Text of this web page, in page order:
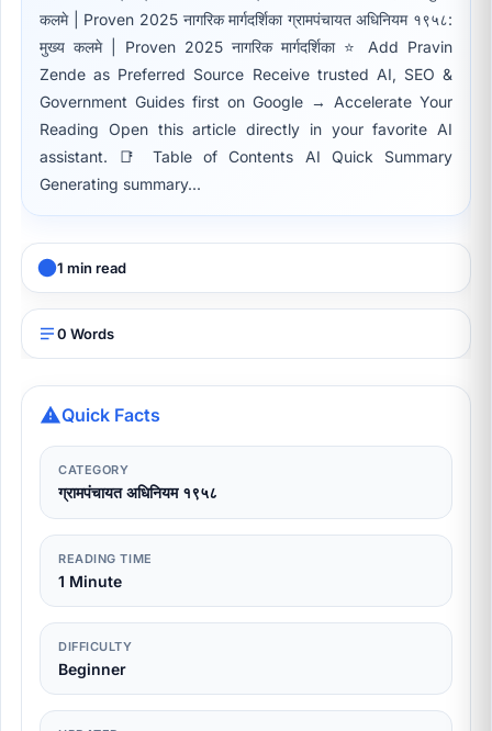
कलमे | Proven 2025 नागरिक मार्गदर्शिका ग्रामपंचायत अधिनियम १९५८:
मुख्य कलमे | Proven 2025 नागरिक मार्गदर्शिका ⭐ Add Pravin
Zende as Preferred Source Receive trusted AI, SEO &
Government Guides first on Google → Accelerate Your
Reading Open this article directly in your favorite AI
assistant. 📑 Table of Contents AI Quick Summary
Generating summary...
1 min read
0 Words
Quick Facts
CATEGORY
ग्रामपंचायत अधिनियम १९५८
READING TIME
1 Minute
DIFFICULTY
Beginner